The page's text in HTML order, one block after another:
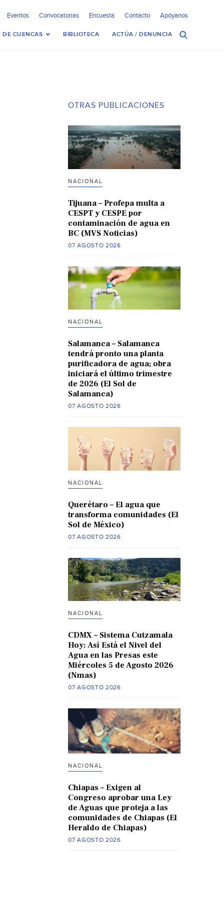
Eventos Convocatorias Encuesta Contacto Apóyanos
DE CUENCAS BIBLIOTECA ACTÚA / DENUNCIA
OTRAS PUBLICACIONES
NACIONAL
Tijuana – Profepa multa a
CESPT y CESPE por
contaminación de agua en
BC (MVS Noticias)
07 AGOSTO 2026
NACIONAL
Salamanca – Salamanca
tendrá pronto una planta
purificadora de agua; obra
iniciará el último trimestre
de 2026 (El Sol de
Salamanca)
07 AGOSTO 2026
NACIONAL
Querétaro – El agua que
transforma comunidades (El
Sol de México)
07 AGOSTO 2026
NACIONAL
CDMX – Sistema Cutzamala
Hoy: Así Está el Nivel del
Agua en las Presas este
Miércoles 5 de Agosto 2026
(Nmas)
07 AGOSTO 2026
NACIONAL
Chiapas – Exigen al
Congreso aprobar una Ley
de Aguas que proteja a las
comunidades de Chiapas (El
Heraldo de Chiapas)
07 AGOSTO 2026